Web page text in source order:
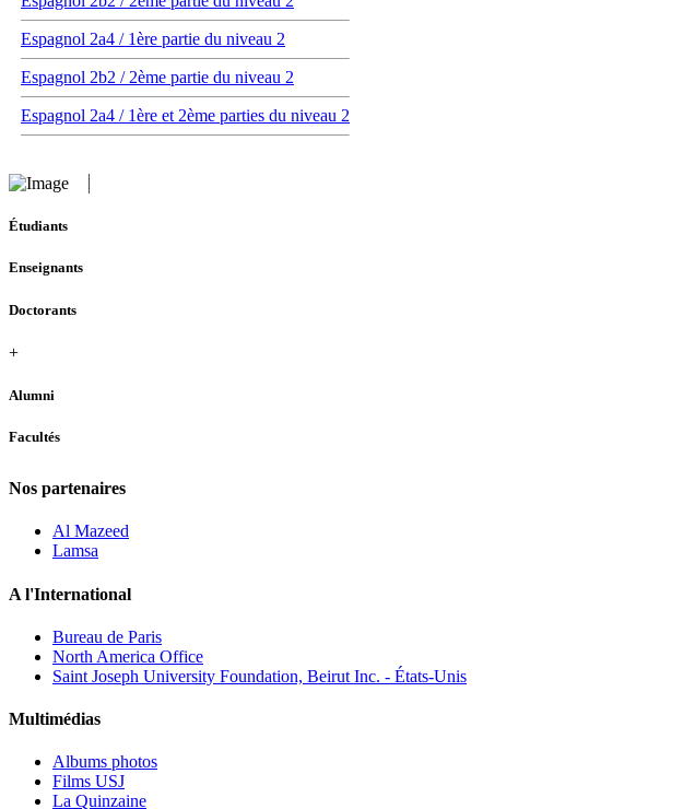
Espagnol 2a4 / 1ère partie du niveau 2
Espagnol 2b2 / 2ème partie du niveau 2
Espagnol 2a4 / 1ère et 2ème parties du niveau 2
Étudiants
Enseignants
Doctorants
+
Alumni
Facultés
Nos partenaires
Al Mazeed
Lamsa
A l'International
Bureau de Paris
North America Office
Saint Joseph University Foundation, Beirut Inc. - États-Unis
Multimédias
Albums photos
Films USJ
La Quinzaine